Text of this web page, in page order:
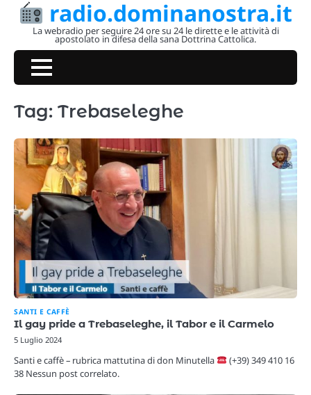
Skip
radio.dominanostra.it
La webradio per seguire 24 ore su 24 le dirette e le attività di
apostolato in difesa della sana Dottrina Cattolica.
Tag: Trebaseleghe
SANTI E CAFFÈ
Il gay pride a Trebaseleghe, il Tabor e il Carmelo
5 Luglio 2024
Santi e caffè – rubrica mattutina di don Minutella
(+39) 349 410 16
38 Nessun post correlato.